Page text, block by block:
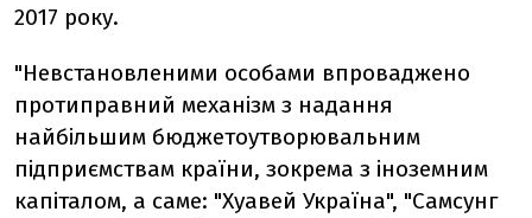
2017 року.
"Невстановленими особами впроваджено
протиправний механізм з надання
найбільшим бюджетоутворювальним
підприємствам країни, зокрема з іноземним
капіталом, а саме: "Хуавей Україна", "Самсунг